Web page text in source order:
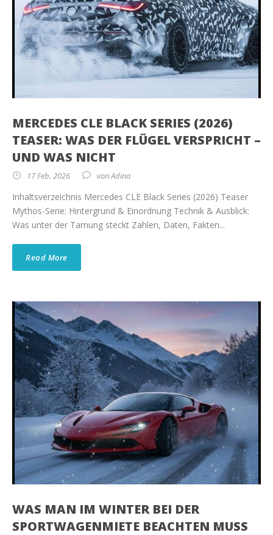
MERCEDES CLE BLACK SERIES (2026)
TEASER: WAS DER FLÜGEL VERSPRICHT –
UND WAS NICHT
17 Feb. 2026 vonAdina
Inhaltsverzeichnis Mercedes CLE Black Series (2026) Teaser
Mythos-Serie: Hintergrund & Einordnung Technik & Ausblick:
Was unter der Tarnung steckt Zahlen, Daten, Fakten...
Read More
WAS MAN IM WINTER BEI DER
SPORTWAGENMIETE BEACHTEN MUSS